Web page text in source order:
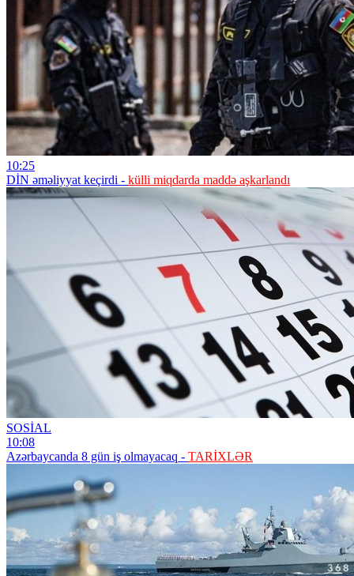
10:25
DİN əməliyyat keçirdi - külli miqdarda maddə aşkarlandı
SOSİAL
10:08
Azərbaycanda 8 gün iş olmayacaq - TARİXLƏR